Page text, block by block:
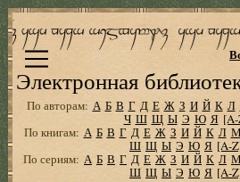
Электронная
По авторам: А Б В Г Д Е Ж З И Й К Л
Ч Ш Щ Ы Э Ю Я
По книгам: А Б В Г Д Е Ж З И Й К Л М
Ш Щ Ы Э Ю Я [A-
По сериям: А Б В Г Д Е Ж З И Й К Л М
Ш Щ Ы Э Ю Я [A-